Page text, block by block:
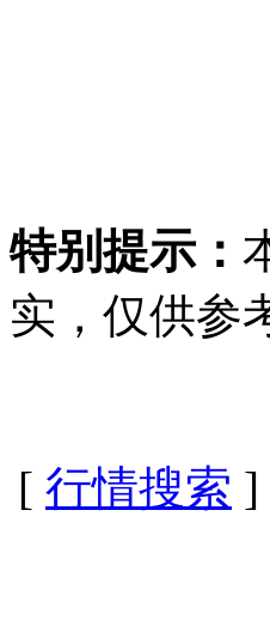
特别提示：
实，仅供参
[ 行情搜索